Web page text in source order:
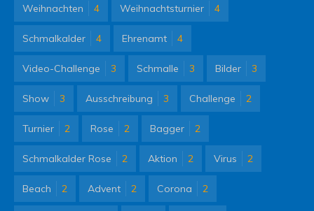
Weihnachten 4 Weihnachtsturnier 4
Schmalkalder 4 Ehrenamt 4
Video-Challenge 3 Schmalle 3 Bilder 3
Show 3 Ausschreibung 3 Challenge 2
Turnier 2 Rose 2 Bagger 2
Schmalkalder Rose 2 Aktion 2 Virus 2
Beach 2 Advent 2 Corona 2